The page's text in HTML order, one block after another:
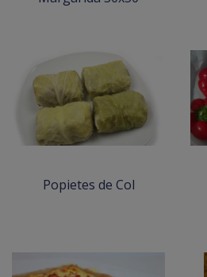
Popietes de Col